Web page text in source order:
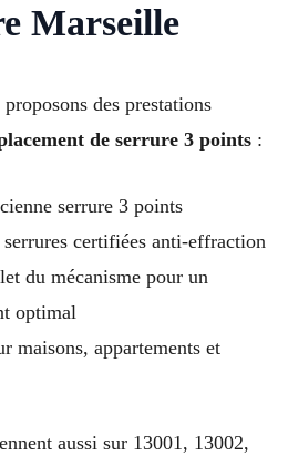
Marseille
des prestations
de serrure 3 points :
serrure 3 points
certifiées anti-effraction
du mécanisme pour un
optimal
maisons, appartements et
aussi sur 13001, 13002,